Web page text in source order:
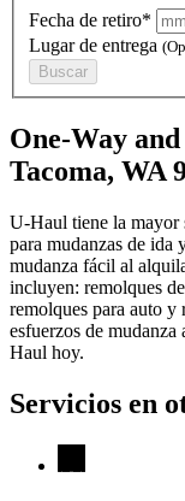
Fecha de retiro*
Lugar de entrega
Buscar
One-Way
Tacoma, WA
U-Haul tiene la mayor
para mudanzas de ida
mudanza fácil al
incluyen: remolques
remolques para auto y
esfuerzos de
Haul hoy.
Servicios en